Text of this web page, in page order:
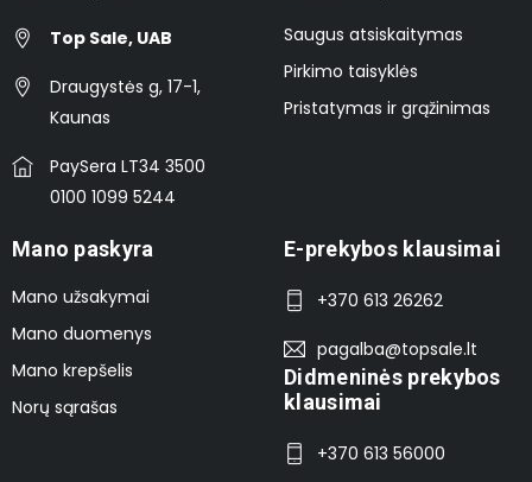
Top Sale, UAB
Draugystės g, 17-1,
Kaunas
PaySera LT34 3500
0100 1099 5244
Saugus atsiskaitymas
Pirkimo taisyklės
Pristatymas ir grąžinimas
Mano paskyra
Mano užsakymai
Mano duomenys
Mano krepšelis
Norų sąrašas
E-prekybos klausimai
+370 613 26262
pagalba@topsale.lt
Didmeninės prekybos
klausimai
+370 613 56000